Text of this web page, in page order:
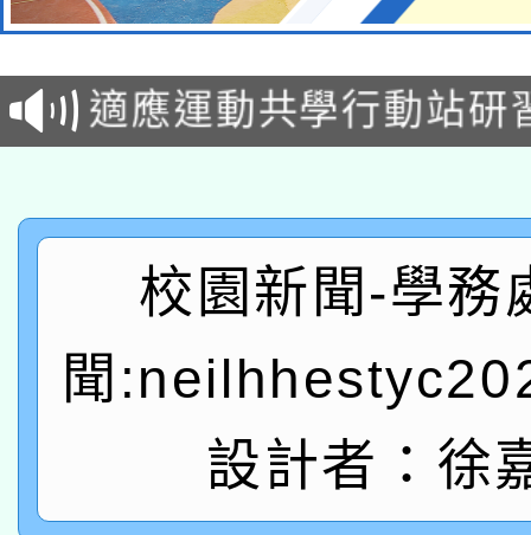
本校115學年度第2次
招甄選結果公告(無人
適應運動共學行動站研
本館辦理115年度閱讀
暨閱讀推動專業研習
科技賦能─人工智慧
礎課程
A3數位素養講師名單
「數位內容與教學軟
pilot」
有關大陸委員會函釋公
薪期間赴陸應申請許可
轉知經濟部水利署委託
業技術研究院辦理「
115年8月22日(星期六
校園新聞-學務
聞
設計者：徐